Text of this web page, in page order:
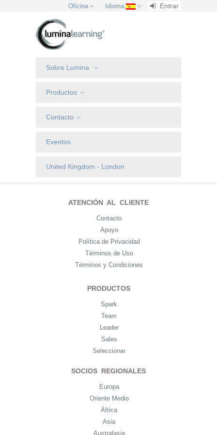
Oficina Idioma Entrar
Sobre Lumina
Productos
Contacto
Eventos
United Kingdom - London
ATENCIÓN AL CLIENTE
Contacto
Apoyo
Política de Privacidad
Términos de Uso
Términos y Condiciones
PRODUCTOS
Spark
Team
Leader
Sales
Seleccionar
SOCIOS REGIONALES
Europa
Oriente Medio
África
Asia
Australasia